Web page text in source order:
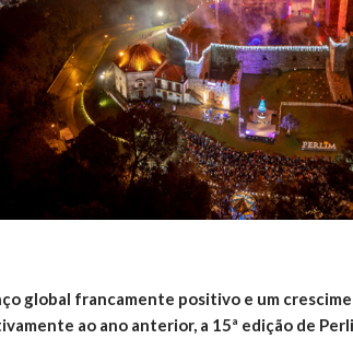
global francamente positivo e um
ao ano anterior, a 15ª edição de